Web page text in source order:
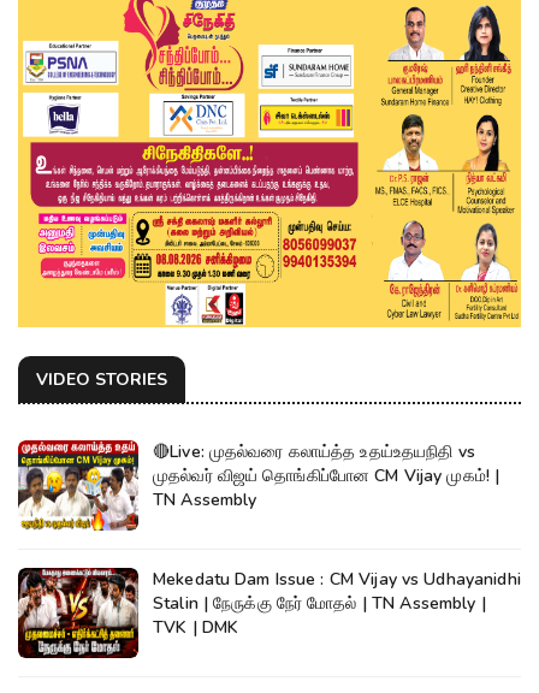
VIDEO STORIES
🔴Live: முதல்வரை கலாய்த்த உதய்உதயநிதி vs
முதல்வர் விஜய் தொங்கிப்போன CM Vijay முகம்! |
TN Assembly
Mekedatu Dam Issue : CM Vijay vs Udhayanidhi
Stalin | நேருக்கு நேர் மோதல் | TN Assembly |
TVK | DMK